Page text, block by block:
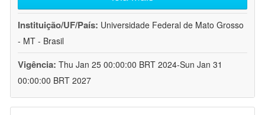
Instituição/UF/País: Universidade Federal de Mato Grosso
- MT - Brasil
Vigência: Thu Jan 25 00:00:00 BRT 2024-Sun Jan 31
00:00:00 BRT 2027